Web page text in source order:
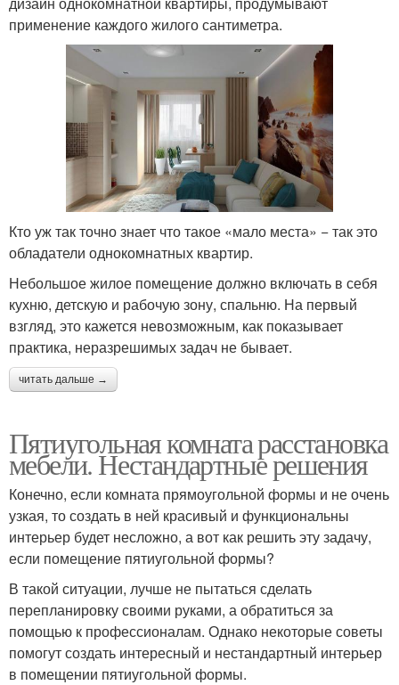
применение каждого жилого сантиметра.
Кто уж так точно знает что такое «мало места» − так это
обладатели однокомнатных квартир.
Небольшое жилое помещение должно включать в себя
кухню, детскую и рабочую зону, спальню. На первый
взгляд, это кажется невозможным, как показывает
практика, неразрешимых задач не бывает.
читать дальше →
Пятиугольная комната расстановка
мебели. Нестандартные решения
Конечно, если комната прямоугольной формы и не очень
узкая, то создать в ней красивый и функциональны
интерьер будет несложно, а вот как решить эту задачу,
если помещение пятиугольной формы?
В такой ситуации, лучше не пытаться сделать
перепланировку своими руками, а обратиться за
помощью к профессионалам. Однако некоторые советы
помогут создать интересный и нестандартный интерьер
в помещении пятиугольной формы.